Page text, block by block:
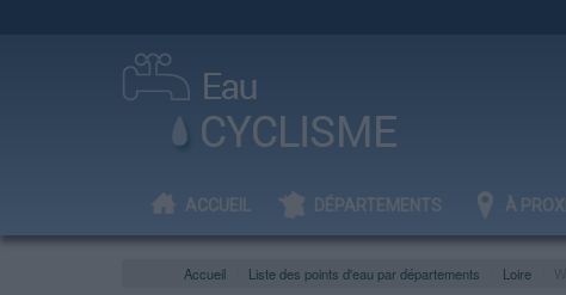
ACCUEIL DÉPARTEMENTS À
Accueil Liste des points d'eau par départements Loire